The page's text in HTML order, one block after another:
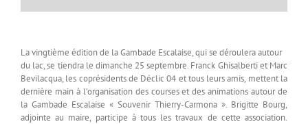
La vingtième édition de la Gambade Escalaise, qui se déroulera autour
du lac, se tiendra le dimanche 25 septembre. Franck Ghisalberti et Marc
Bevilacqua, les coprésidents de Déclic 04 et tous leurs amis, mettent la
dernière main à l’organisation des courses et des animations autour de
la Gambade Escalaise « Souvenir Thierry-Carmona ». Brigitte Bourg,
adjointe au maire, participe à tous les travaux de cette association.